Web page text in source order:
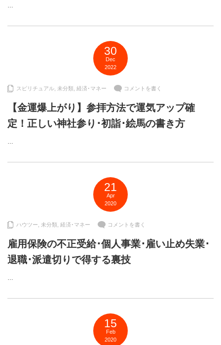
…
30
Dec
2022
スピリチュアル 未分類 経済･マネー コメントを書く
【金運爆上がり】参拝方法で運気アップ確
定！正しい神社参り･初詣･絵馬の書き方
…
21
Apr
2020
ハウツー 未分類 経済･マネー コメントを書く
雇用保険の不正受給･個人事業･雇い止め失業･
退職･派遣切りで得する裏技
…
15
Feb
2020